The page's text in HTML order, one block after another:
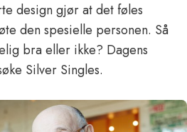
design gjør at det føles
den spesielle personen. Så
bra eller ikke? Dagens
Silver Singles.